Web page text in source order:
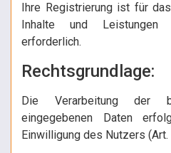
Ihre Registrierung ist für
Inhalte und
erforderlich.
Rechtsgrundlage:
Die Verarbeitung der
eingegebenen Daten
Einwilligung des Nutzers (Art.